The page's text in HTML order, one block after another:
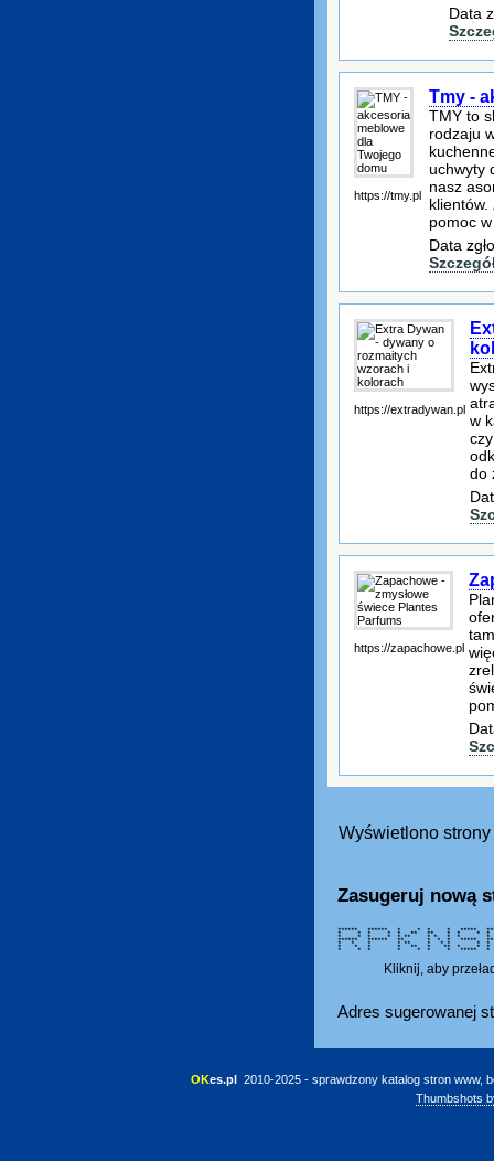
Data
https://tmy.pl
Tmy -
TMY to
rodzaju
uchwyty
nasz
pomoc
Data
https://extradywan.pl
w
do
https://zapachowe.pl
Wyświetlono
Zasugeruj nową
****** ****** * * * *
* * * * * ** ** * * *
* * * * * ** * * * *
****** ****** ** * * * *****
* * * * ** * * * * *
* * * * ** * ** * *
* * * * * * *
Kliknij, aby
Adres sugerowanej
OKes.pl 2010-2025 - sprawdzony katalog stron www,
Thumbshots